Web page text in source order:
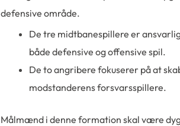
defensive område.
De tre midtbanespillere er
både defensive og offensive spil.
De to angribere fokuserer på at
modstanderens forsvarsspillere.
Målmænd i denne formation skal være